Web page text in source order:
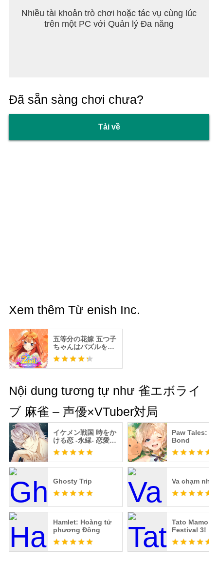
Nhiều tài khoản trò chơi hoặc tác vụ cùng lúc
trên một PC với Quản lý Đa năng
Đã sẵn sàng chơi chưa?
Tải về
Xem thêm Từ enish Inc.
五等分の花嫁 五つ子
ちゃんはパズルを五
等分できない。ごと
ぱず
Nội dung tương tự như 雀エボライ
ブ 麻雀 – 声優×VTuber対局
イケメン戦国 時をか
ける恋 -永縁- 恋愛ゲ
ーム・乙女ゲーム
Paw Tales:
Bond
Ghosty Trip Va chạm
Hamlet: Hoàng tử
phương Đông
Tato Mamo:
Festival 3!